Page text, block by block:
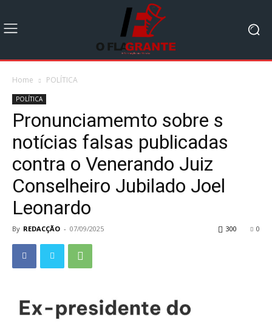
Home POLÍTICA
POLÍTICA
Pronunciamemto sobre s
notícias falsas publicadas
contra o Venerando Juiz
Conselheiro Jubilado Joel
Leonardo
By REDACÇÃO - 07/09/2025 0
300